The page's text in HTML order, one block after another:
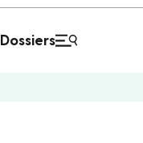
Dossiers